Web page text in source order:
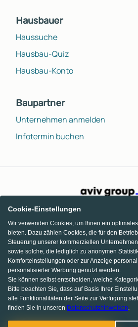
Hausbauer
Haussuche
Hausbau-Quiz
Hausbau-Konto
Baupartner
Unternehmen anmelden
Infotermin buchen
Cookie-Einstellungen
Wir verwenden Cookies, um Ihnen ein
bieten. Dazu zählen Cookies, die für den
Steuerung unserer kommerziellen
sowie solche, die lediglich zu anonymen
Komforteinstellungen oder zur Anzeige
personalisierter Werbung genutzt werden.
Sie können selbst entscheiden, welche
Bitte beachten Sie, dass auf Basis Ihrer
alle Funktionalitäten der Seite zur Verfügung
finden Sie in unseren Datenschutzhinweisen.